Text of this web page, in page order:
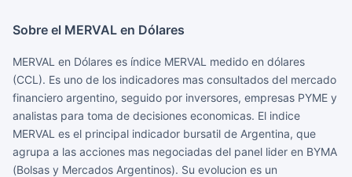
Sobre el MERVAL en Dólares
MERVAL en Dólares es índice MERVAL medido en dólares
(CCL). Es uno de los indicadores mas consultados del mercado
financiero argentino, seguido por inversores, empresas PYME y
analistas para toma de decisiones economicas. El indice
MERVAL es el principal indicador bursatil de Argentina, que
agrupa a las acciones mas negociadas del panel lider en BYMA
(Bolsas y Mercados Argentinos). Su evolucion es un